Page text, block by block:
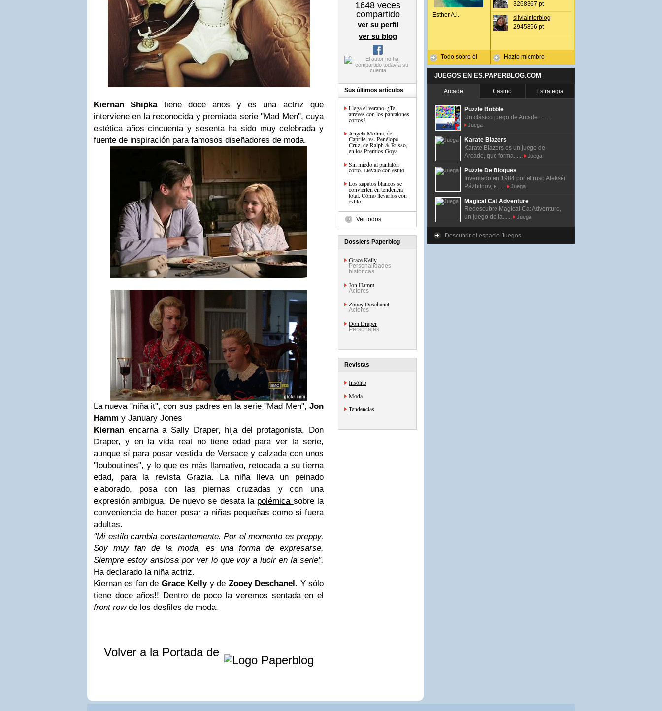
Kiernan Shipkatiene doce años y es una actriz que
interviene en la reconocida y premiada serie "Mad Men", cuya
estética años cincuenta y sesenta ha sido muy celebrada y
fuente de inspiración para famosos diseñadores de moda.
La nueva "niña it", con sus padres en la serie "Mad Men", Jon
Hamm y January Jones
Kiernan encarna a Sally Draper, hija del protagonista, Don
Draper, y en la vida real no tiene edad para ver la serie,
aunque sí para posar vestida de Versace y calzada con unos
"louboutines", y lo que es más llamativo, retocada a su tierna
edad, para la revista Grazia. La niña lleva un peinado
elaborado, posa con las piernas cruzadas y con una
expresión ambigua. De nuevo se desata la polémica sobre la
conveniencia de hacer posar a niñas pequeñas como si fuera
adultas.
"Mi estilo cambia constantemente. Por el momento es preppy.
Soy muy fan de la moda, es una forma de expresarse.
Siempre estoy ansiosa por ver lo que voy a lucir en la serie".
Ha declarado la niña actriz.
Kiernan es fan de Grace Kellyy de Zooey Deschanel. Y sólo
tiene doce años!! Dentro de poco la veremos sentada en el
front rowde los desfiles de moda.
Volver a la Portada de
1648 veces
compartido
ver su perfil
ver su blog
Sus últimos artículos
Llega el verano. ¿Te
atreves con los pantalones
cortos?
Angela Molina, de
Caprile, vs. Penélope
Cruz, de Ralph & Russo,
en los Premios Goya
Sin miedo al pantalón
corto. Llévalo con estilo
Los zapatos blancos se
convierten en tendencia
total. Cómo llevarlos con
estilo
Ver todos
Dossiers Paperblog
Grace Kelly
Personalidades
históricas
Jon Hamm
Actores
Zooey Deschanel
Actores
Don Draper
Personajes
Revistas
Insólito
Moda
Tendencias
Esther A.l.
Todo sobre él
3268367 pt
silviainterblog
2945856 pt
Hazte miembro
JUEGOS EN ES.PAPERBLOG.COM
Arcade Casino Estrategia
Puzzle Bobble
Un clásico juego de Arcade. ......
Juega
Karate Blazers
Karate Blazers es un juego de
Arcade, que forma......
Juega
Puzzle De Bloques
Inventado en 1984 por el ruso Alekséi
Pázhitnov, e......
Juega
Magical Cat Adventure
Redescubre Magical Cat Adventure,
un juego de la......
Juega
Descubrir el espacio Juegos